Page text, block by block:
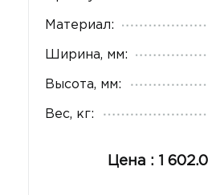
Материал:
Ширина, мм:
Высота, мм:
Вес, кг:
Цена : 1